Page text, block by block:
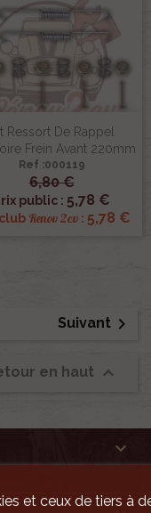
Ressort De Rappel
Frein Avant 220mm
Ref :000119
6,80 €
public : 5,78 €
Renov 2cv : 5,78 €
Suivant 
en haut 

et ceux de tiers à